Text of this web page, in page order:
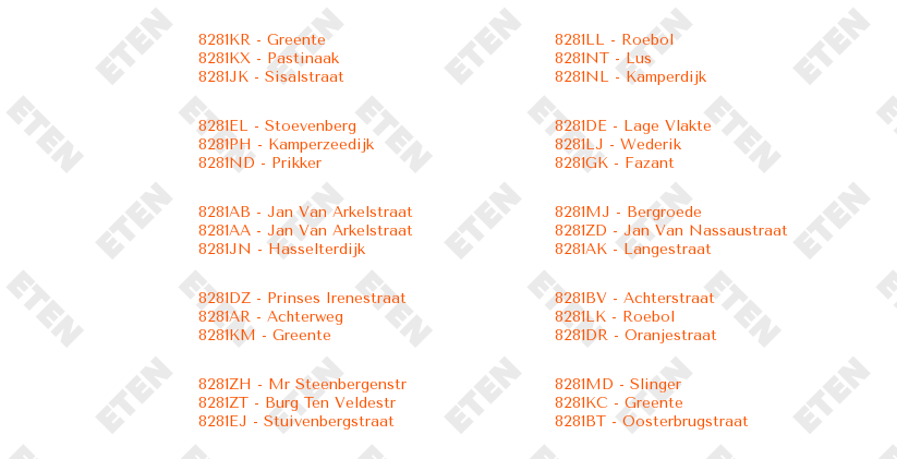
8281KR - Greente
8281KX - Pastinaak
8281JK - Sisalstraat
8281LL - Roebol
8281NT - Lus
8281NL - Kamperdijk
8281EL - Stoevenberg
8281PH - Kamperzeedijk
8281ND - Prikker
8281DE - Lage Vlakte
8281LJ - Wederik
8281GK - Fazant
8281AB - Jan Van Arkelstraat
8281AA - Jan Van Arkelstraat
8281JN - Hasselterdijk
8281MJ - Bergroede
8281ZD - Jan Van Nassaustraat
8281AK - Langestraat
8281DZ - Prinses Irenestraat
8281AR - Achterweg
8281KM - Greente
8281BV - Achterstraat
8281LK - Roebol
8281DR - Oranjestraat
8281ZH - Mr Steenbergenstr
8281ZT - Burg Ten Veldestr
8281EJ - Stuivenbergstraat
8281MD - Slinger
8281KC - Greente
8281BT - Oosterbrugstraat